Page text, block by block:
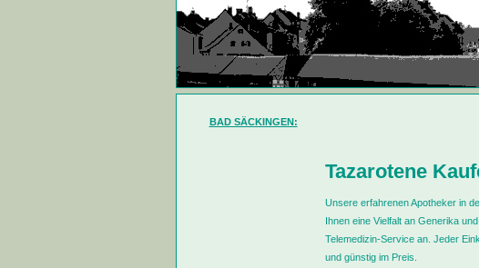
BAD SÄCKINGEN:
Tazarotene
Unsere erfahrenen Apotheker in
Ihnen eine Vielfalt an Generika
Telemedizin-Service an. Jeder
und günstig im Preis.